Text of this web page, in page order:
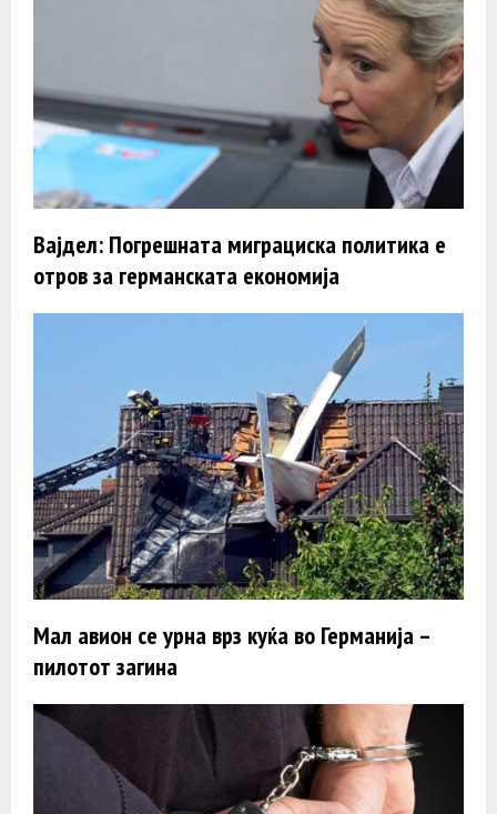
Вајдел: Погрешната миграциска политика е
отров за германската економија
Мал авион се урна врз куќа во Германија –
пилотот загина